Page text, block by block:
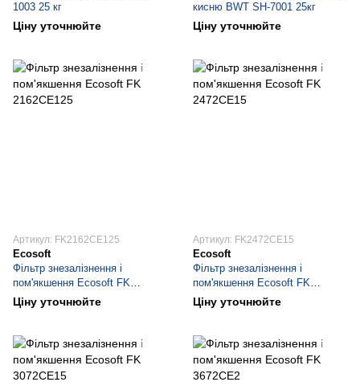
1003 25 кг
Ціну уточнюйте
кисню BWT SH-7001 25кг
Ціну уточнюйте
Артикул: FK2162CE125
Ecosoft
Фільтр знезалізнення і
пом'якшення Ecosoft FK
2162CE125
Ціну уточнюйте
Артикул: FK2472CE15
Ecosoft
Фільтр знезалізнення і
пом'якшення Ecosoft FK
2472CE15
Ціну уточнюйте